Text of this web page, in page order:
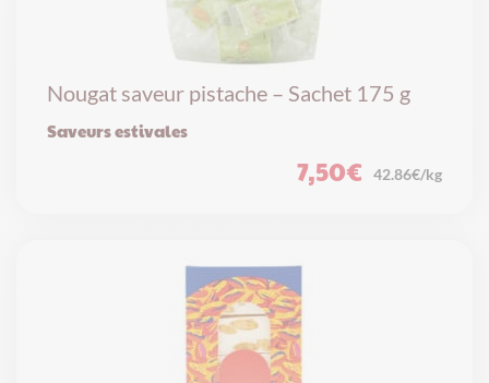
Nougat saveur pistache – Sachet 175 g
Saveurs estivales
7,50€ 42.86€/kg